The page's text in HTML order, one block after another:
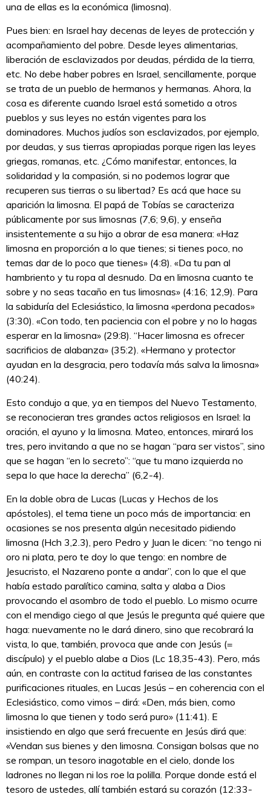
una de ellas es la económica (limosna).
Pues bien: en Israel hay decenas de leyes de protección y
acompañamiento del pobre. Desde leyes alimentarias,
liberación de esclavizados por deudas, pérdida de la tierra,
etc. No debe haber pobres en Israel, sencillamente, porque
se trata de un pueblo de hermanos y hermanas. Ahora, la
cosa es diferente cuando Israel está sometido a otros
pueblos y sus leyes no están vigentes para los
dominadores. Muchos judíos son esclavizados, por ejemplo,
por deudas, y sus tierras apropiadas porque rigen las leyes
griegas, romanas, etc. ¿Cómo manifestar, entonces, la
solidaridad y la compasión, si no podemos lograr que
recuperen sus tierras o su libertad? Es acá que hace su
aparición la limosna. El papá de Tobías se caracteriza
públicamente por sus limosnas (7,6; 9,6), y enseña
insistentemente a su hijo a obrar de esa manera: «Haz
limosna en proporción a lo que tienes; si tienes poco, no
temas dar de lo poco que tienes» (4:8). «Da tu pan al
hambriento y tu ropa al desnudo. Da en limosna cuanto te
sobre y no seas tacaño en tus limosnas» (4:16; 12,9). Para
la sabiduría del Eclesiástico, la limosna «perdona pecados»
(3:30). «Con todo, ten paciencia con el pobre y no lo hagas
esperar en la limosna» (29:8). “Hacer limosna es ofrecer
sacrificios de alabanza» (35:2). «Hermano y protector
ayudan en la desgracia, pero todavía más salva la limosna»
(40:24).
Esto condujo a que, ya en tiempos del Nuevo Testamento,
se reconocieran tres grandes actos religiosos en Israel: la
oración, el ayuno y la limosna. Mateo, entonces, mirará los
tres, pero invitando a que no se hagan “para ser vistos”, sino
que se hagan “en lo secreto”: “que tu mano izquierda no
sepa lo que hace la derecha” (6,2-4).
En la doble obra de Lucas (Lucas y Hechos de los
apóstoles), el tema tiene un poco más de importancia: en
ocasiones se nos presenta algún necesitado pidiendo
limosna (Hch 3,2.3), pero Pedro y Juan le dicen: “no tengo ni
oro ni plata, pero te doy lo que tengo: en nombre de
Jesucristo, el Nazareno ponte a andar”, con lo que el que
había estado paralítico camina, salta y alaba a Dios
provocando el asombro de todo el pueblo. Lo mismo ocurre
con el mendigo ciego al que Jesús le pregunta qué quiere que
haga: nuevamente no le dará dinero, sino que recobrará la
vista, lo que, también, provoca que ande con Jesús (=
discípulo) y el pueblo alabe a Dios (Lc 18,35-43). Pero, más
aún, en contraste con la actitud farisea de las constantes
purificaciones rituales, en Lucas Jesús – en coherencia con el
Eclesiástico, como vimos – dirá: «Den, más bien, como
limosna lo que tienen y todo será puro» (11:41). E
insistiendo en algo que será frecuente en Jesús dirá que:
«Vendan sus bienes y den limosna. Consigan bolsas que no
se rompan, un tesoro inagotable en el cielo, donde los
ladrones no llegan ni los roe la polilla. Porque donde está el
tesoro de ustedes, allí también estará su corazón (12:33-